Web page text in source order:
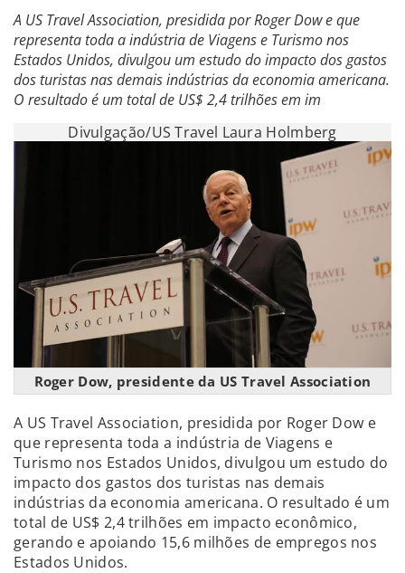
A US Travel Association, presidida por Roger Dow e que
representa toda a indústria de Viagens e Turismo nos
Estados Unidos, divulgou um estudo do impacto dos gastos
dos turistas nas demais indústrias da economia americana.
O resultado é um total de US$ 2,4 trilhões em im
Divulgação/US Travel Laura Holmberg
Roger Dow, presidente da US Travel Association
A US Travel Association, presidida por Roger Dow e
que representa toda a indústria de Viagens e
Turismo nos Estados Unidos, divulgou um estudo do
impacto dos gastos dos turistas nas demais
indústrias da economia americana. O resultado é um
total de US$ 2,4 trilhões em impacto econômico,
gerando e apoiando 15,6 milhões de empregos nos
Estados Unidos.